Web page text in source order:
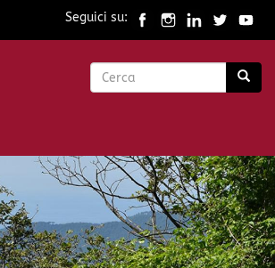
Seguici su:
Form